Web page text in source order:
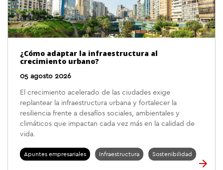
¿Cómo adaptar la infraestructura al
crecimiento urbano?
05 agosto 2026
El crecimiento acelerado de las ciudades exige
replantear la infraestructura urbana y fortalecer la
resiliencia frente a desafíos sociales, ambientales y
climáticos que impactan cada vez más en la calidad de
vida.
Apuntes empresariales Infraestructura Sostenibilidad